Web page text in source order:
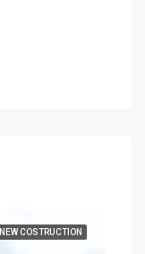
NEW COSTRUCTION